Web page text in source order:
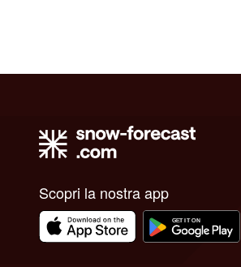
Scopri la nostra app